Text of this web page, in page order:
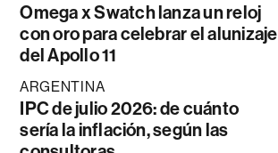
Omega x Swatch lanza un reloj
con oro para celebrar el alunizaje
del Apollo 11
ARGENTINA
IPC de julio 2026: de cuánto
sería la inflación, según las